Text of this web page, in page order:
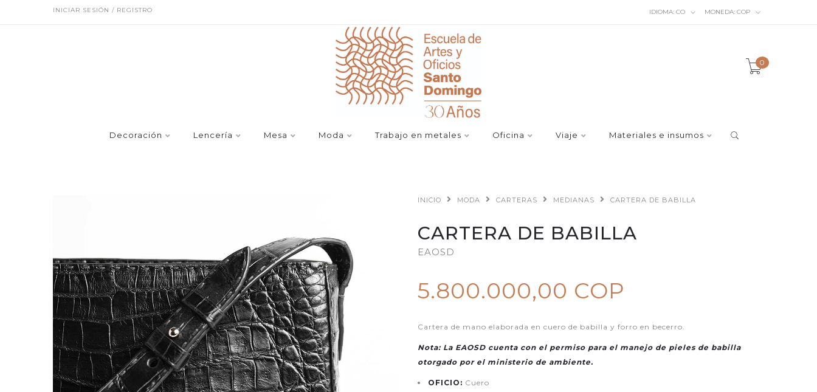
INICIAR SESIÓN / REGISTRO IDIOMA: CO MONEDA: COP
0
Decoración Lencería Mesa Moda Trabajo en metales Oficina Viaje Materiales e insumos
INICIO MODA CARTERAS MEDIANAS CARTERA DE BABILLA
CARTERA DE BABILLA
EAOSD
5.800.000,00 COP
Cartera de mano elaborada en cuero de babilla y forro en becerro.
Nota: La EAOSD cuenta con el permiso para el manejo de pieles de babilla
otorgado por el ministerio de ambiente.
OFICIO: Cuero